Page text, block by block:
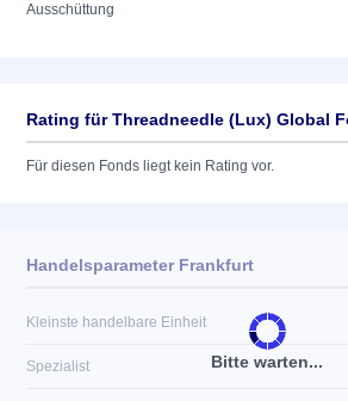
Ausschüttung
Rating für Threadneedle (Lux) Global
Für diesen Fonds liegt kein Rating vor.
Bitte warten...
Handelsparameter Frankfurt
Kleinste handelbare Einheit
Spezialist